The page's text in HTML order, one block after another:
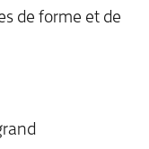
de forme et de